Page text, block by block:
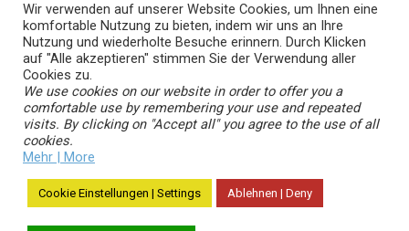
Website
Wir verwenden auf unserer Website Cookies, um Ihnen eine
komfortable Nutzung zu bieten, indem wir uns an Ihre
Nutzung und wiederholte Besuche erinnern. Durch Klicken
auf "Alle akzeptieren" stimmen Sie der Verwendung aller
Cookies zu.
We use cookies on our website in order to offer you a
comfortable use by remembering your use and repeated
visits. By clicking on "Accept all" you agree to the use of all
cookies.
Mehr | More
Cookie Einstellungen | Settings Ablehnen | Deny